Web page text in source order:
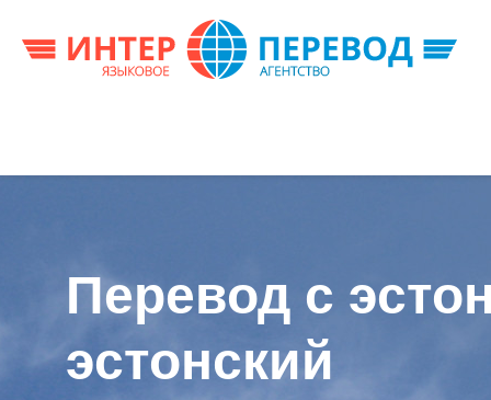
Перевод с
эстонский